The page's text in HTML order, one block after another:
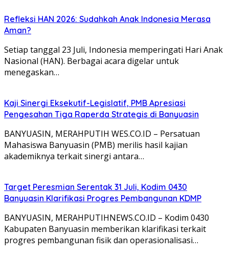
Refleksi HAN 2026: Sudahkah Anak Indonesia Merasa
Aman?
Setiap tanggal 23 Juli, Indonesia memperingati Hari Anak
Nasional (HAN). Berbagai acara digelar untuk
menegaskan…
Kaji Sinergi Eksekutif-Legislatif, PMB Apresiasi
Pengesahan Tiga Raperda Strategis di Banyuasin
BANYUASIN, MERAHPUTIH WES.CO.ID – Persatuan
Mahasiswa Banyuasin (PMB) merilis hasil kajian
akademiknya terkait sinergi antara…
Target Peresmian Serentak 31 Juli, Kodim 0430
Banyuasin Klarifikasi Progres Pembangunan KDMP
BANYUASIN, MERAHPUTIHNEWS.CO.ID – Kodim 0430
Kabupaten Banyuasin memberikan klarifikasi terkait
progres pembangunan fisik dan operasionalisasi…